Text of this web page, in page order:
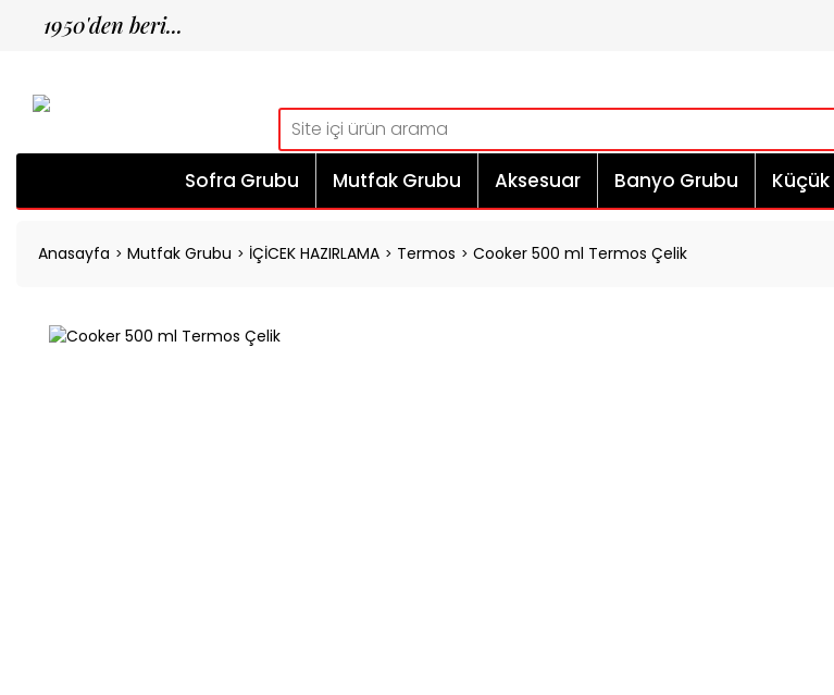
1950'den beri...
Sofra Grubu Mutfak Grubu Aksesuar Banyo Grubu Küçük
Anasayfa Mutfak Grubu İÇİCEK HAZIRLAMA Termos Cooker 500 ml Termos Çelik